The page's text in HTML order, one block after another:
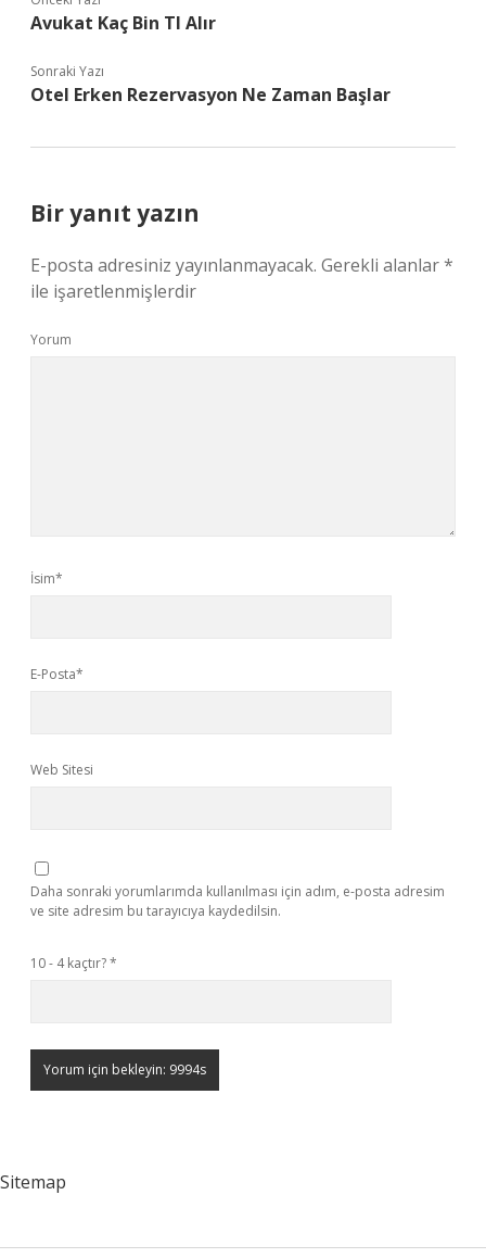
Avukat Kaç Bin Tl Alır
Sonraki Yazı
Otel Erken Rezervasyon Ne Zaman Başlar
Bir yanıt yazın
E-posta adresiniz yayınlanmayacak. Gerekli alanlar*
ile işaretlenmişlerdir
Yorum
İsim*
E-Posta*
Web Sitesi
Daha sonraki yorumlarımda kullanılması için adım, e-posta adresim
ve site adresim bu tarayıcıya kaydedilsin.
10 - 4 kaçtır?*
Sitemap